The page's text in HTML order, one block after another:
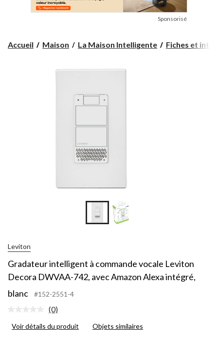
Sponsorisé
Accueil Maison La Maison Intelligente Fiches et
Leviton
Gradateur intelligent à commande vocale Leviton
Decora DWVAA-742, avec Amazon Alexa intégré,
blanc
#152-2551-4
Aucune
pour
(0)
Voir détails du produit Objets similaires